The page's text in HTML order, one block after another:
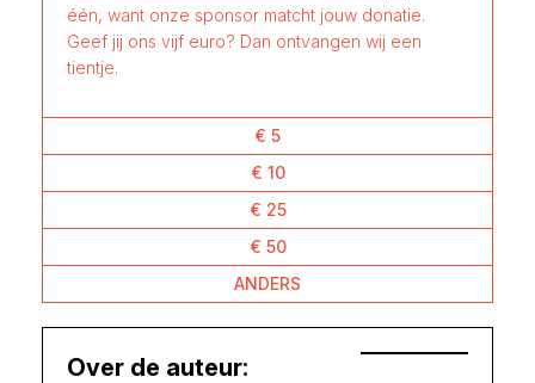
één, want onze sponsor matcht jouw donatie.
Geef jij ons vijf euro? Dan ontvangen wij een
tientje.
€ 5
€ 10
€ 25
€ 50
ANDERS
Over de auteur: